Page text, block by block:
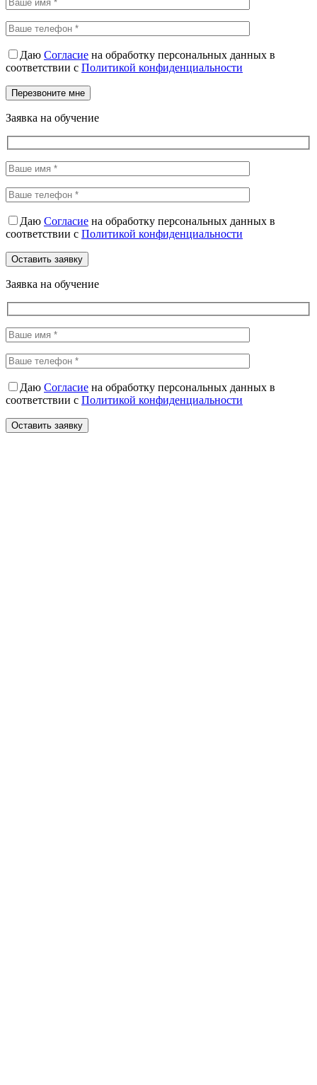
Даю Согласие на обработку персональных данных в
соответствии с Политикой конфиденциальности
Заявка на обучение
Даю Согласие на обработку персональных данных в
соответствии с Политикой конфиденциальности
Заявка на обучение
Даю Согласие на обработку персональных данных в
соответствии с Политикой конфиденциальности